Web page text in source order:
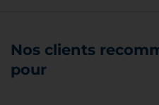
Nos clients
pour